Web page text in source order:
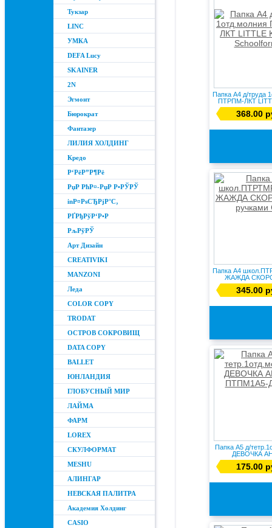
Тукзар
LINC
УМКА
DEFA Lucy
SKAINER
2N
Эгмонт
Бюрократ
Фантазер
ЛИЛИЯ ХОЛДИНГ
Кредо
Р‘РёР”Р¶Рё
РџР РћР¤-РџР Р•РЎРЎ
inР¤РѕСЂРјР°С‚
РҐРђРўР‘Р•Р
РљРўРЎ
Арт Дизайн
CREATIVIKI
MANZONI
Леда
COLOR COPY
TRODAT
ОСТРОВ СОКРОВИЩ
DATA COPY
BALLET
ЮНЛАНДИЯ
ГЛОБУСНЫЙ МИР
ЛАЙМА
ФАРМ
LOREX
СКУЛФОРМАТ
MESHU
АЛИНГАР
НЕВСКАЯ ПАЛИТРА
Академия Холдинг
CASIO
Папка А4 д/труда
ПТРПМ-ЛКТ
368.00
Папка А4
ЖАЖДА
ручками
345.00
Папка А5 д/
ДЕВОЧКА
175.00